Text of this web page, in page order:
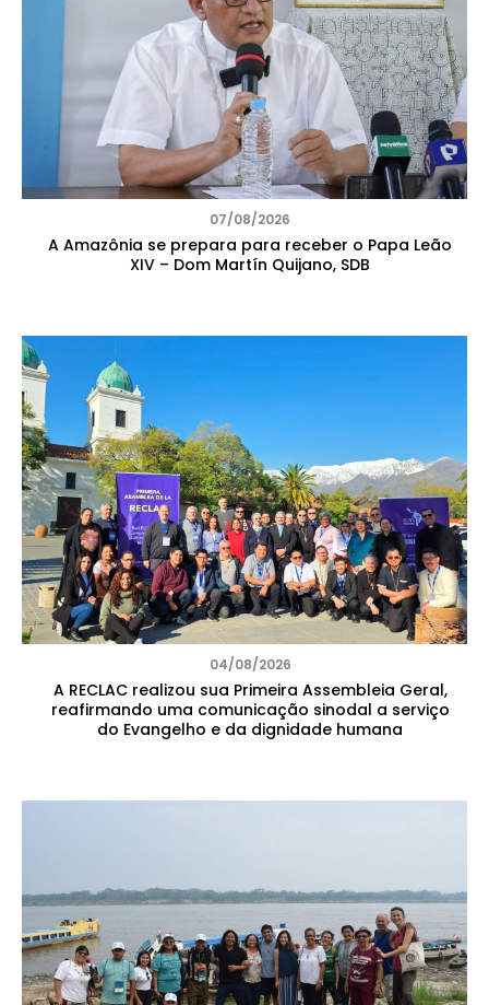
07/08/2026
A Amazônia se prepara para receber o Papa Leão
XIV – Dom Martín Quijano, SDB
04/08/2026
A RECLAC realizou sua Primeira Assembleia Geral,
reafirmando uma comunicação sinodal a serviço
do Evangelho e da dignidade humana